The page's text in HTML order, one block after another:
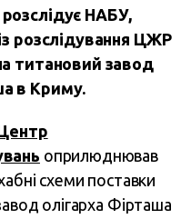
НАБУ,
розслідування ЦЖР
титановий завод
в Криму.
оприлюднював
схеми поставки
олігарха Фірташа